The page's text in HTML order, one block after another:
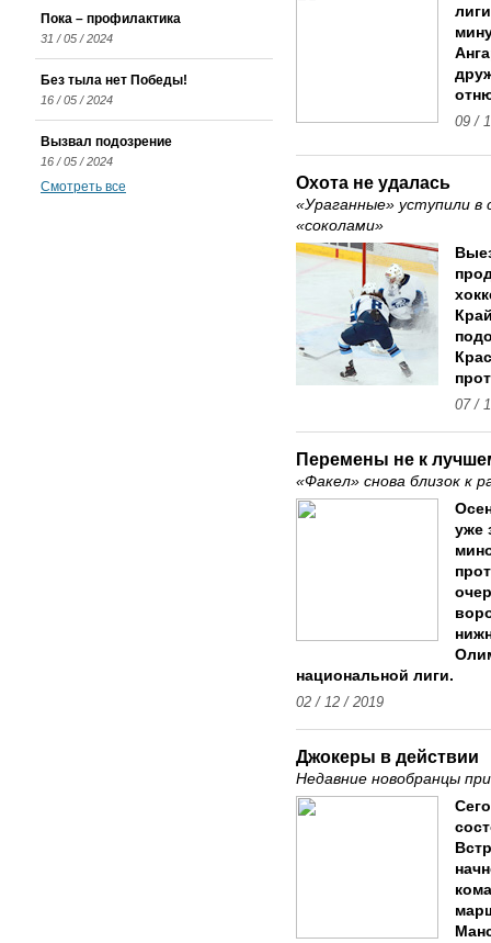
09 /
Охота не удалась
«Ураганные» уступили в
«соколами»
07 /
Перемены не к
«Факел» снова близок к
уже
национальной лиги.
02 / 12 / 2019
Джокеры в действии
Недавние новобранцы
Пока – профилактика
31 / 05 / 2024
Без тыла нет Победы!
16 / 05 / 2024
Вызвал подозрение
16 / 05 / 2024
Смотреть все